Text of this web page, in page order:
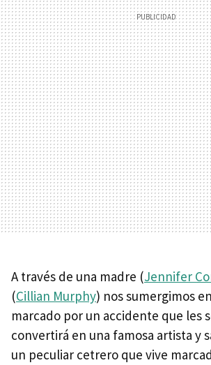
A través de una madre (Jennifer
(Cillian Murphy) nos sumergimos
marcado por un accidente que les
convertirá en una famosa artista y
un peculiar cetrero que vive